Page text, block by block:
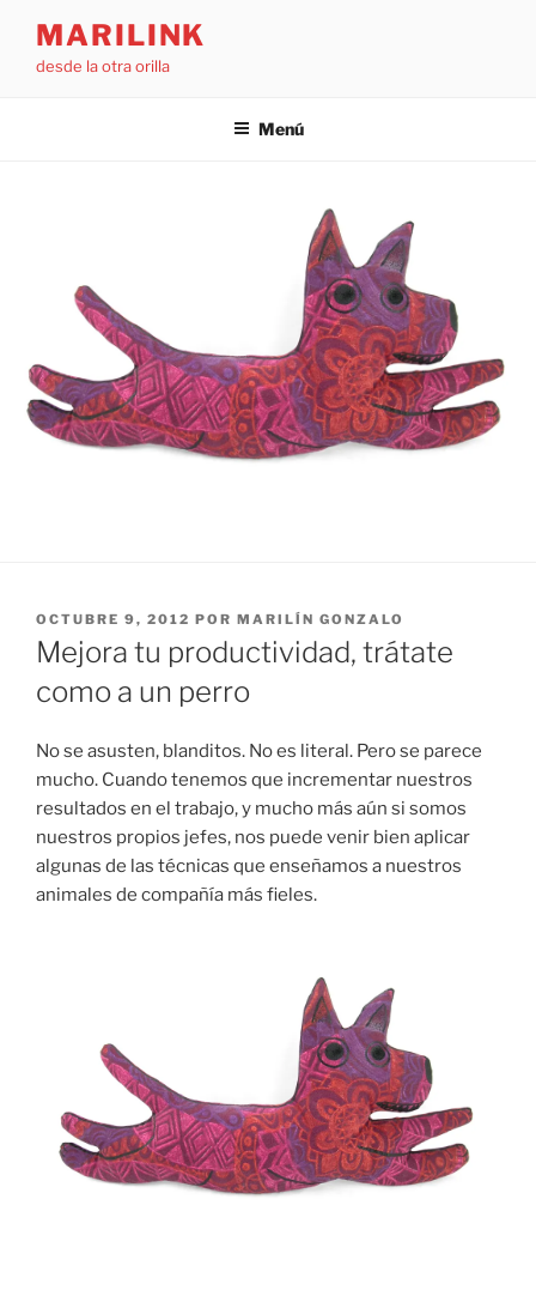
contenido
MARILINK
desde la otra orilla
Menú
PUBLICADO
EL
OCTUBRE 9, 2012 POR MARILÍN GONZALO
Mejora tu productividad, trátate
como a un perro
No se asusten, blanditos. No es literal. Pero se parece
mucho. Cuando tenemos que incrementar nuestros
resultados en el trabajo, y mucho más aún si somos
nuestros propios jefes, nos puede venir bien aplicar
algunas de las técnicas que enseñamos a nuestros
animales de compañía más fieles.